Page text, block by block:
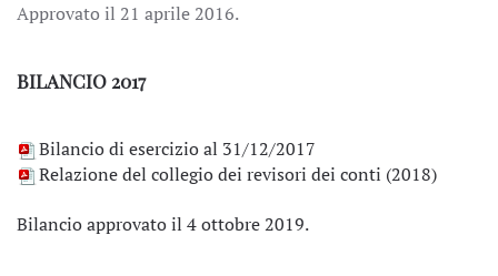
Approvato il 21 aprile 2016.
BILANCIO 2017
Bilancio di esercizio al 31/12/2017
Relazione del collegio dei revisori dei conti (2018)
Bilancio approvato il 4 ottobre 2019.